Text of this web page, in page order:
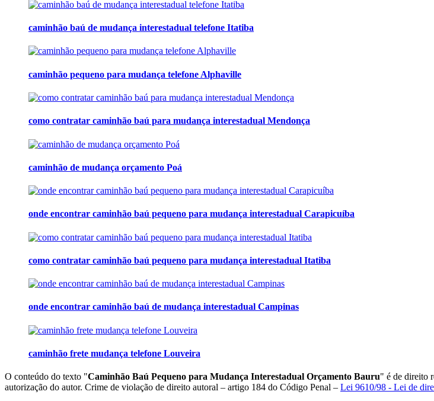
caminhão baú de mudança interestadual telefone Itatiba
caminhão pequeno para mudança telefone Alphaville
como contratar caminhão baú para mudança interestadual Mendonça
caminhão de mudança orçamento Poá
onde encontrar caminhão baú pequeno para mudança interestadual Carapicuíba
como contratar caminhão baú pequeno para mudança interestadual Itatiba
onde encontrar caminhão baú de mudança interestadual Campinas
caminhão frete mudança telefone Louveira
O conteúdo do texto "Caminhão Baú Pequeno para Mudança Interestadual Orçamento Bauru" é de direito
autorização do autor. Crime de violação de direito autoral – artigo 184 do Código Penal – Lei 9610/98 - Lei de